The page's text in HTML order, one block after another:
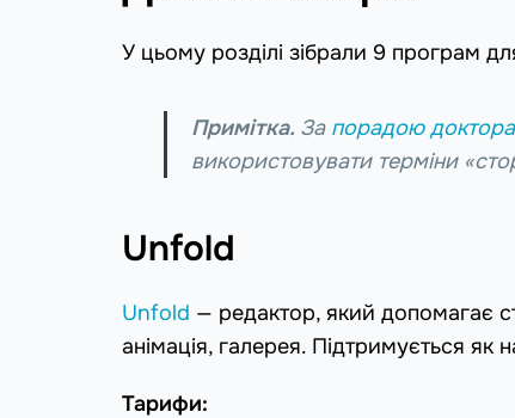
У цьому розділі зібрали 9 програм
Примітка. За порадою
використовувати терміни
Unfold
Unfold — редактор, який допомагає
анімація, галерея. Підтримується як
Тарифи: